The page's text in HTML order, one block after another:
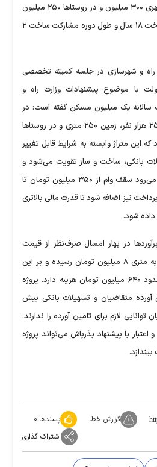
۳۵۰ میلیون، سایر مناطق شهری ۳۰۰ میلیون و در روستاها ۲۵۰ میلیون
تومان با حداکثر مدت بازپرداخت ۱۸ سال و طول دوره مشارکت ساخت ۲
راه و شهرسازی در جلسه کمیته تخصصی
با موضوع پیشنهادات وزارت راه و
یک میلیون مسکن گفته است: در
شهرهای با جمعیت کمتر از ۲۵ هزار نفر، زمین ۲۵۰ متری و در روستاها
که این متراژ وابسته به شرایط قابل تغییر
بانکی، ساخت و ساز تقویت می‌شود و
افزایش خواهد یافت. انتظار می‌رود سقف وام از ۳۵۰ میلیون تومان تا
نیز اضافه شود تا قدرت مالی بالاتری
شود.
در بهار امسال صرف‌نظر از قیمت
زمین، هزینه ساخت مسکن به متری ۸ میلیون تومان رسیده و بر این
اساس یک واحد ۸۰ متری حدود ۶۴۰ میلیون تومان هزینه دارد. پروژه
متقاضیان و تسهیلات بانکی پیش
لازم برای تامین آورده را ندارند.
با پیشنهاد بذرپاش می‌تواند پروژه
گزارش خطا پسندها:۰
اشتراک گذاری